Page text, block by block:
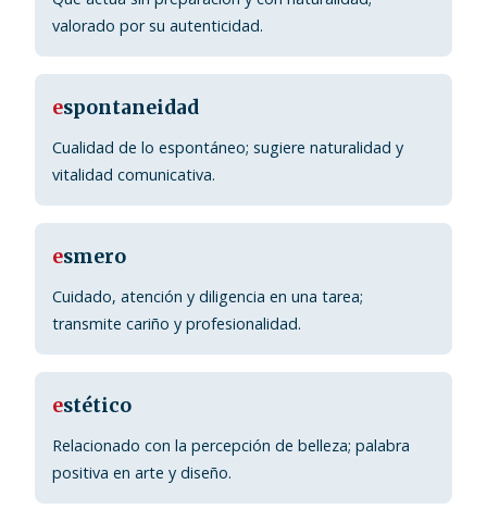
valorado por su autenticidad.
espontaneidad
Cualidad de lo espontáneo; sugiere naturalidad y
vitalidad comunicativa.
esmero
Cuidado, atención y diligencia en una tarea;
transmite cariño y profesionalidad.
estético
Relacionado con la percepción de belleza; palabra
positiva en arte y diseño.